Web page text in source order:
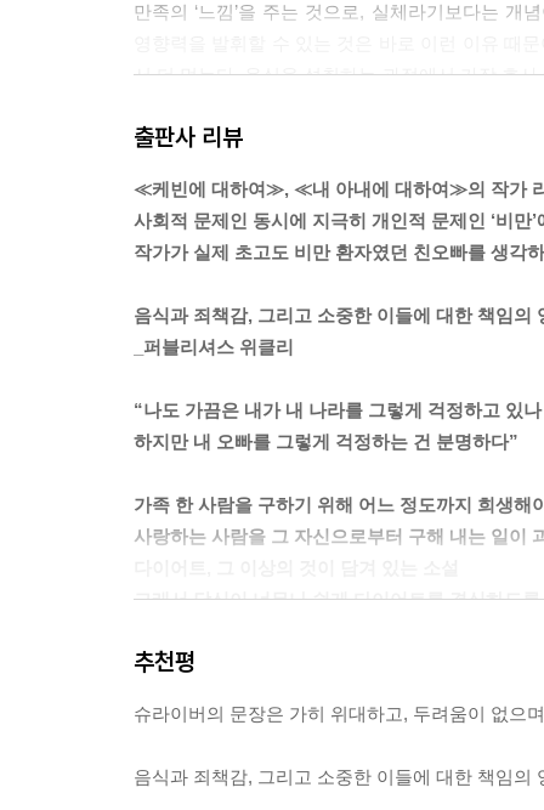
만족의 ‘느낌’을 주는 것으로, 실체라기보다는
서 더 먹는다. 음식을 섭취하는 과정에서 가장 호
한 것이 되는 이유는 이렇듯 계속 갖고 있기가 거
자극제가 된다. 그렇다면 자원 경쟁에서 뚜렷하
고 있는 셈이다. 그러나 개체 수가 과도하게 불어
겨울을 나기 위해 가장 안전하고 내밀한 은닉처에
은 내가 내 나라를 그렇게 걱정하고 있나 싶다. 하
아니었다. 상대가 손가락질을 하고 혀를 끌끌 차
각하고 떠나면 저만치 가서 하지 말라는 짓을 태연
다. (치즈를 먹지 않겠다고 선언한 게 치명적이었
연애 시절과 신혼 시절에 홀딱 빠졌던 음식들, 이
닐 수 없었다.
그나마 우리는 의례적인 타협안을 도출했다. 나는
리스마스에 아이들이 산타를 위해 쿠키를 놓아두
출판사 리뷰
≪케빈에 대하여≫, ≪내 아내에 대하여≫의 작가
사회적 문제인 동시에 지극히 개인적 문제인 ‘비만
작가가 실제 초고도 비만 환자였던 친오빠를 생각
음식과 죄책감, 그리고 소중한 이들에 대한 책임의
_퍼블리셔스 위클리
“나도 가끔은 내가 내 나라를 그렇게 걱정하고 있
하지만 내 오빠를 그렇게 걱정하는 건 분명하다”
가족 한 사람을 구하기 위해 어느 정도까지 희생해
사랑하는 사람을 그 자신으로부터 구해 내는 일이
그래서 당신이 너무나 쉽게 다이어트를 결심하도
이 시대 최고의 작가 중 한 명이자 행동하는 지
그녀에게는 수제 가구 기술자인 마흔일곱 살의
추천평
슈라이버의 문장은 가히 위대하고, 두려움이 없으
음식과 죄책감, 그리고 소중한 이들에 대한 책임